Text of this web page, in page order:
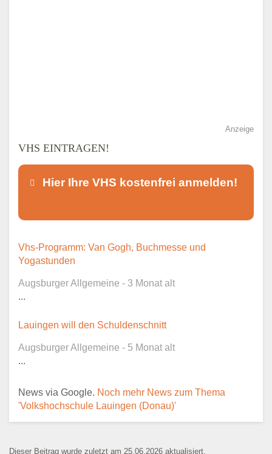
Anzeige
VHS EINTRAGEN!
Hier Ihre VHS kostenfrei anmelden!
Dieser Teil dient lediglich zur
Kontaktaufnahme und ist nicht
E-Mail*
Vhs-Programm: Van Gogh, Buchmesse und
Yogastunden
Augsburger Allgemeine - 3 Monat alt
...
Lauingen will den Schuldenschnitt
Augsburger Allgemeine - 5 Monat alt
...
News via Google. Noch mehr News zum Thema
'Volkshochschule Lauingen (Donau)'
Dieser Beitrag wurde zuletzt am 25.06.2026 aktualisiert.